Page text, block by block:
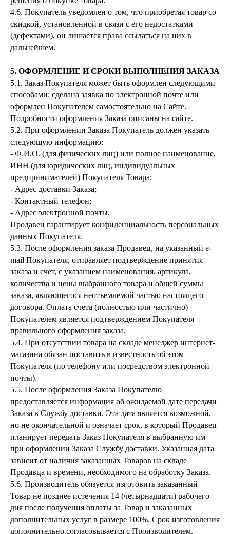
4.6. Покупатель уведомлен о том, что приобретая товар со
скидкой, установленной в связи с его недостатками
(дефектами), он лишается права ссылаться на них в
дальнейшем.
5. ОФОРМЛЕНИЕ И СРОКИ ВЫПОЛНЕНИЯ ЗАКАЗА
5.1. Заказ Покупателя может быть оформлен следующими
способами: сделана заявка по электронной почте или
оформлен Покупателем самостоятельно на Сайте.
Подробности оформления Заказа описаны на сайте.
5.2. При оформлении Заказа Покупатель должен указать
следующую информацию:
- Ф.И.О. (для физических лиц) или полное наименование,
ИНН (для юридических лиц, индивидуальных
предпринимателей) Покупателя Товара;
- Адрес доставки Заказа;
- Контактный телефон;
- Адрес электронной почты.
Продавец гарантирует конфиденциальность персональных
данных Покупателя.
5.3. После оформления заказа Продавец, на указанный e-
mail Покупателя, отправляет подтверждение принятия
заказа и счет, с указанием наименования, артикула,
количества и цены выбранного товара и общей суммы
заказа, являющегося неотъемлемой частью настоящего
договора. Оплата счета (полностью или частично)
Покупателем является подтверждением Покупателя
правильного оформления заказа.
5.4. При отсутствии товара на складе менеджер интернет-
магазина обязан поставить в известность об этом
Покупателя (по телефону или посредством электронной
почты).
5.5. После оформления Заказа Покупателю
предоставляется информация об ожидаемой дате передачи
Заказа в Службу доставки. Эта дата является возможной,
но не окончательной и означает срок, в который Продавец
планирует передать Заказ Покупателя в выбранную им
при оформлении Заказа Службу доставки. Указанная дата
зависит от наличия заказанных Товаров на складе
Продавца и времени, необходимого на обработку Заказа.
5.6. Производитель обязуется изготовить заказанный
Товар не позднее истечения 14 (четырнадцати) рабочего
дня после получения оплаты за Товар и заказанных
дополнительных услуг в размере 100%. Срок изготовления
дополнительно согласовывается с Производителем.